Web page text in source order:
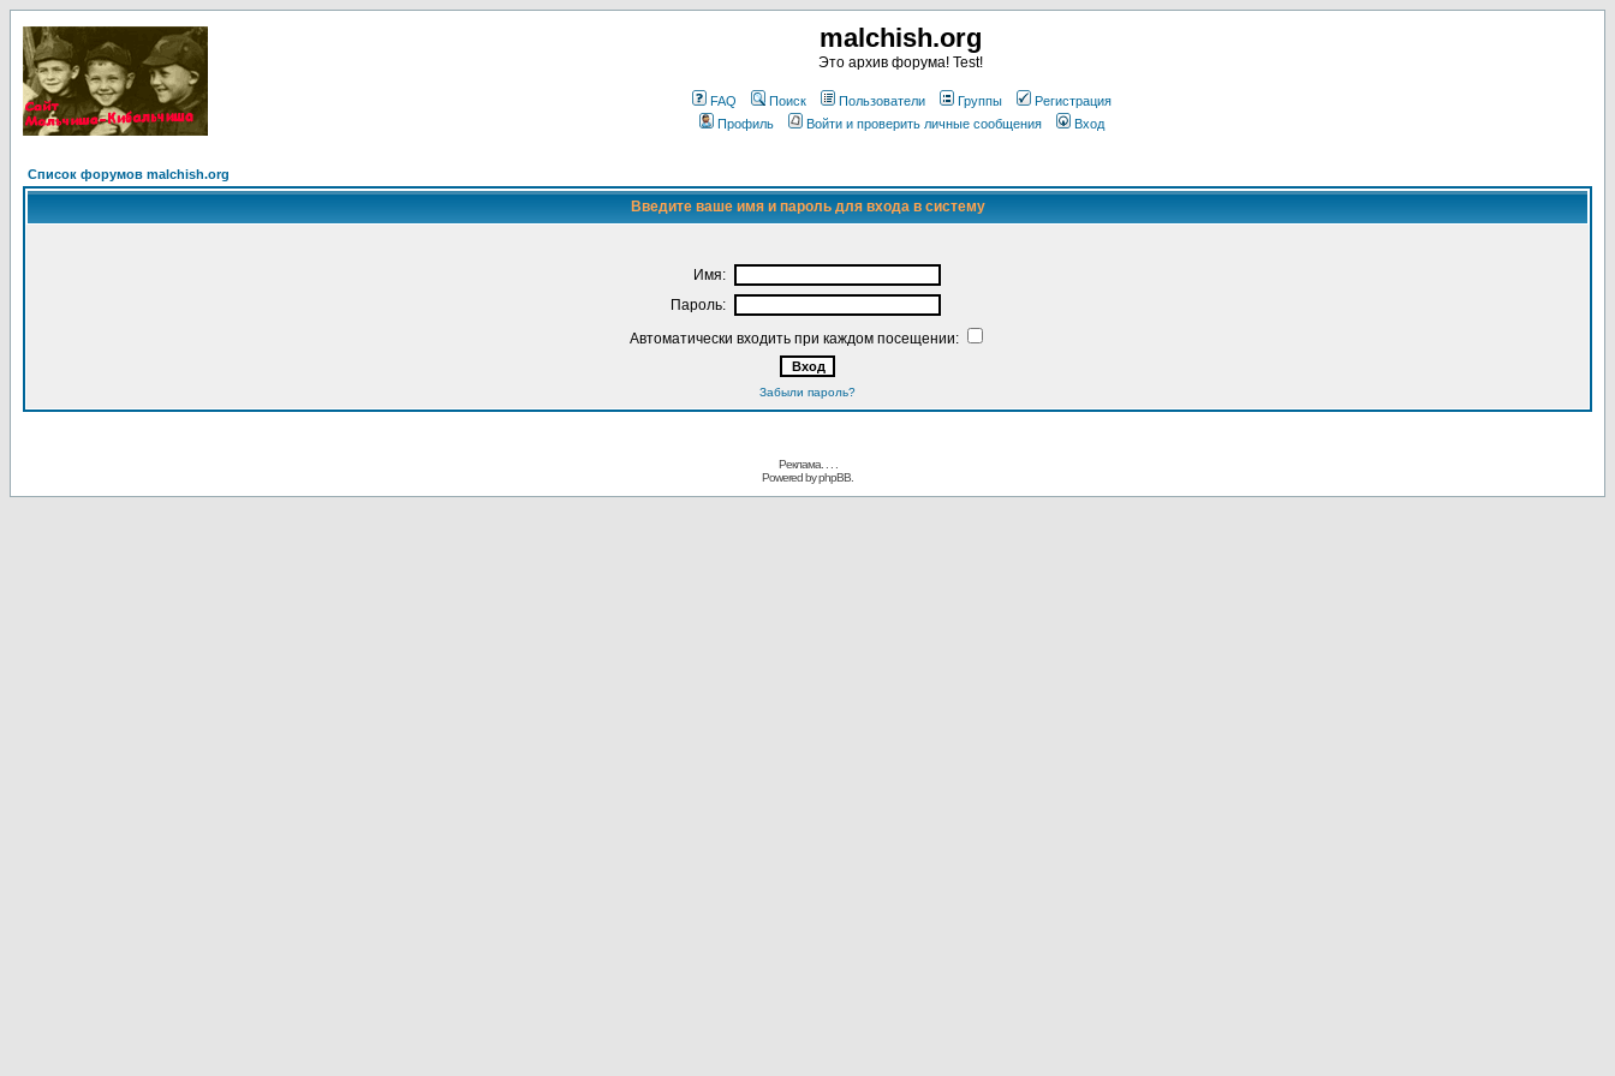
malchish.org
Это архив форума! Test!
FAQ Поиск Пользователи Группы
Регистрация
Профиль
Войти и проверить личные сообщения Вход
Список форумов malchish.org
Введите ваше имя и пароль для входа в систему
Имя:
Пароль:
Автоматически входить при каждом посещении:
Забыли пароль?
Реклама. . .
Powered byphpBB.